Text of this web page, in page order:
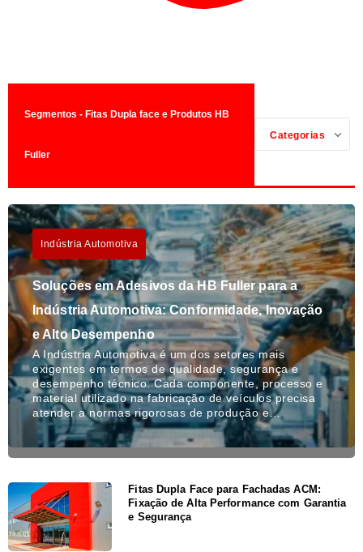
Segmentos - Fitas Dupla face e Produtos HB
Fuller
Categorias
Indústria Automotiva
Soluções em Adesivos da HB Fuller para a
Indústria Automotiva: Conformidade, Inovação
e Alto Desempenho
A Indústria Automotiva é um dos setores mais
exigentes em termos de qualidade, segurança e
desempenho técnico. Cada componente, processo e
material utilizado na fabricação de veículos precisa
atender a normas rigorosas de produção e…
Fitas Dupla Face para Fachadas ACM:
Fixação de Alta Performance com Garantia
e Segurança